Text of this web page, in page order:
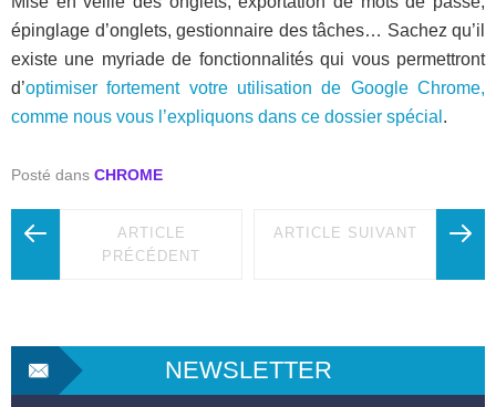
épinglage d’onglets, gestionnaire des tâches… Sachez qu’il
existe une myriade de fonctionnalités qui vous permettront
d’optimiser fortement votre utilisation de Google Chrome,
comme nous vous l’expliquons dans ce dossier spécial .
Posté dans CHROME
ARTICLE
PRÉCÉDENT
ARTICLE SUIVANT
NEWSLETTER